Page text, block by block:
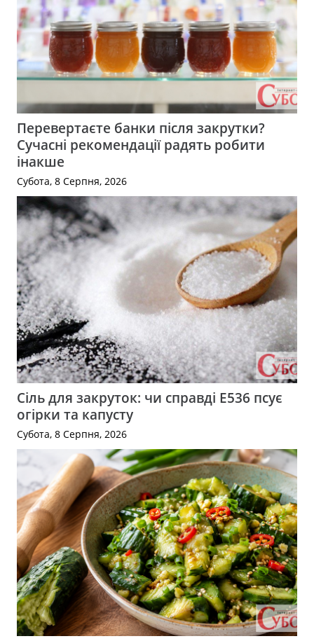
Перевертаєте банки після закрутки?
Сучасні рекомендації радять робити
інакше
Субота, 8 Серпня, 2026
Сіль для закруток: чи справді Е536 псує
огірки та капусту
Субота, 8 Серпня, 2026